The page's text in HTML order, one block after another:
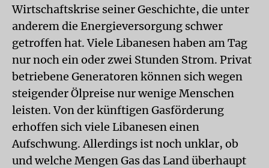
Wirtschaftskrise seiner Geschichte, die unter
anderem die Energieversorgung schwer
getroffen hat. Viele Libanesen haben am Tag
nur noch ein oder zwei Stunden Strom. Privat
betriebene Generatoren können sich wegen
steigender Ölpreise nur wenige Menschen
leisten. Von der künftigen Gasförderung
erhoffen sich viele Libanesen einen
Aufschwung. Allerdings ist noch unklar, ob
und welche Mengen Gas das Land überhaupt